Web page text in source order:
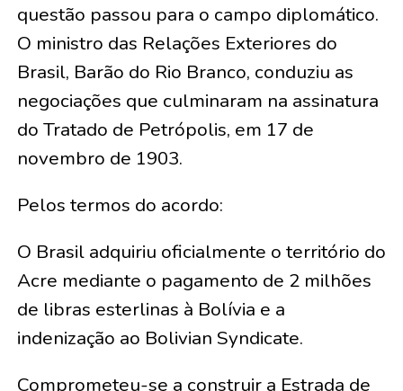
questão passou para o campo diplomático.
O ministro das Relações Exteriores do
Brasil, Barão do Rio Branco, conduziu as
negociações que culminaram na assinatura
do Tratado de Petrópolis, em 17 de
novembro de 1903.
Pelos termos do acordo:
O Brasil adquiriu oficialmente o território do
Acre mediante o pagamento de 2 milhões
de libras esterlinas à Bolívia e a
indenização ao Bolivian Syndicate.
Comprometeu-se a construir a Estrada de